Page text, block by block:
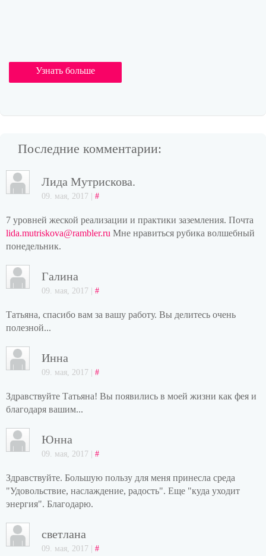
Узнать больше
Последние комментарии:
Лида Мутрискова.
09. мая, 2017 | #
7 уровней жеской реализации и практики заземления. Почта
lida.mutriskova@rambler.ru Мне нравиться рубика волшебный
понедельник.
Галина
09. мая, 2017 | #
Татьяна, спасибо вам за вашу работу. Вы делитесь очень
полезной...
Инна
09. мая, 2017 | #
Здравствуйте Татьяна! Вы появились в моей жизни как фея и
благодаря вашим...
Юнна
09. мая, 2017 | #
Здравствуйте. Большую пользу для меня принесла среда
"Удовольствие, наслаждение, радость". Еще "куда уходит
энергия". Благодарю.
светлана
09. мая, 2017 | #